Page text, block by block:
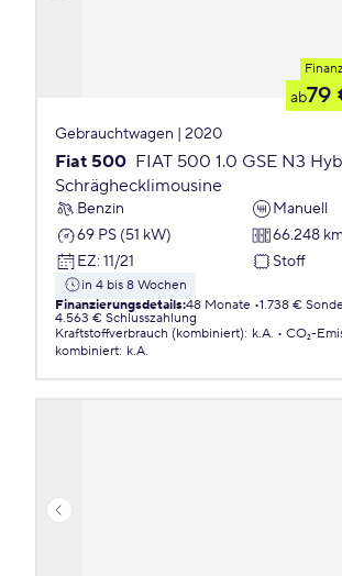
ab79
Gebrauchtwagen | 2020
Fiat 500 FIAT 500 1.0 GSE N3
Schräghecklimousine
Benzin
Manuell
69 PS (51 kW)
66.248 km
EZ: 11/21 Stoff
in 4 bis 8 Wochen
Finanzierungsdetails:48 Monate 1.738 €
4.563 € Schlusszahlung
Kraftstoffverbrauch (kombiniert): k.A.
CO₂-
kombiniert: k.A.